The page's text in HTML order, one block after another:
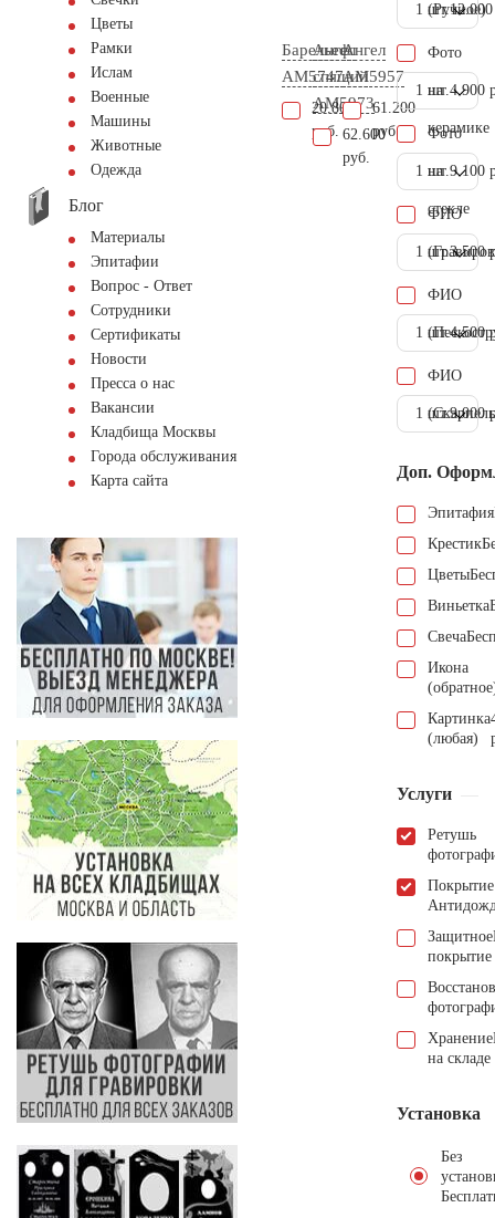
Цветы
Рамки
Ислам
Военные
Машины
Животные
Одежда
Блог
Материалы
Эпитафии
Вопрос - Ответ
Сотрудники
Сертификаты
Новости
Пресса о нас
Вакансии
Кладбища Москвы
Города обслуживания
Карта сайта
Барельеф
AM5747
20.800
руб.
Ангел
спящий
AM5973
62.600
руб.
Ангел
AM5957
61.200
руб.
(Ручное)
1 шт.
Фото
на
керамике
1 шт. 4.900
Фото
на
стекле
1 шт. 9.100
ФИО
1 шт.3.500
ФИО
1 шт.4.500
ФИО
1 шт.9.000
Доп.
Эпитафия
Крестик
Цветы
Виньетка
Свеча
Икона
Картинка
(любая)
Услуги
Ретушь
Покрытие
Защитное
покрытие
Хранение
на складе
Установка
Без